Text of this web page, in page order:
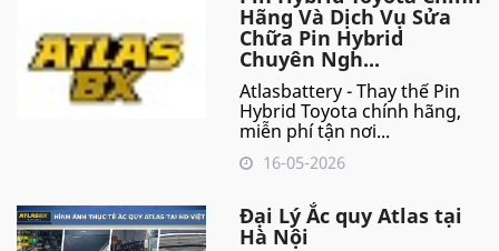
Hãng Và Dịch Vụ Sửa
Chữa Pin Hybrid
Chuyên Ngh...
Atlasbattery - Thay thế Pin
Hybrid Toyota chính hãng,
miễn phí tận nơi...
16-05-2026
Đại Lý Ắc quy Atlas tại
Hà Nội